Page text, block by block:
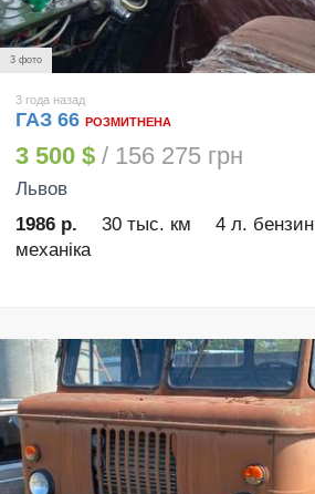
3 фото
3 года назад
ГАЗ 66 РОЗМИТНЕНА
3 500 $ / 156 275 грн
Львов
1986 р.
30 тыс. км 4 л. бензин
механіка